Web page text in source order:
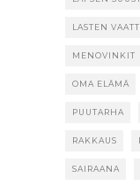
LASTEN
MENOVINKIT
OMA ELÄMÄ
PUUTARHA
RAKKAUS
SAIRAANA